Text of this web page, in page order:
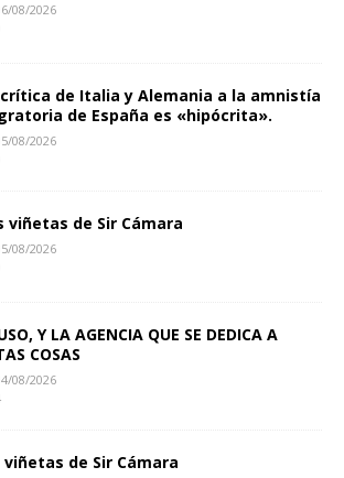
08/2026
de Italia y Alemania a la amnistía
de España es «hipócrita».
08/2026
viñetas de Sir Cámara
08/2026
Y LA AGENCIA QUE SE DEDICA A
COSAS
08/2026
viñetas de Sir Cámara